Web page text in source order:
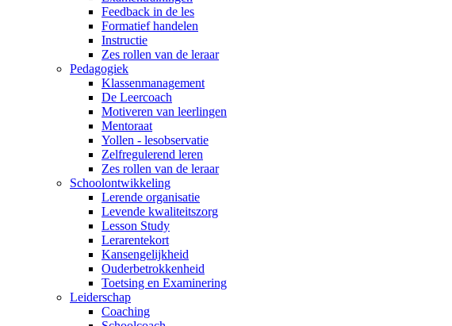
Feedback in de les
Formatief handelen
Instructie
Zes rollen van de leraar
Pedagogiek
Klassenmanagement
De Leercoach
Motiveren van leerlingen
Mentoraat
Yollen - lesobservatie
Zelfregulerend leren
Zes rollen van de leraar
Schoolontwikkeling
Lerende organisatie
Levende kwaliteitszorg
Lesson Study
Lerarentekort
Kansengelijkheid
Ouderbetrokkenheid
Toetsing en Examinering
Leiderschap
Coaching